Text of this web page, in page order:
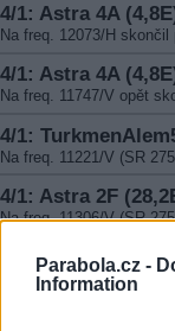
Parabola.cz -
Information
4/1: Astra 4A
Na freq. 12073/H
4/1: Astra 4A
Na freq. 11747/V opět
4/1:
Na freq. 11221/V (SR
4/1: Astra 2F
Na freq. 11306/V (SR
4/1: Türksat 3A
Na freq. 12685/V (SR